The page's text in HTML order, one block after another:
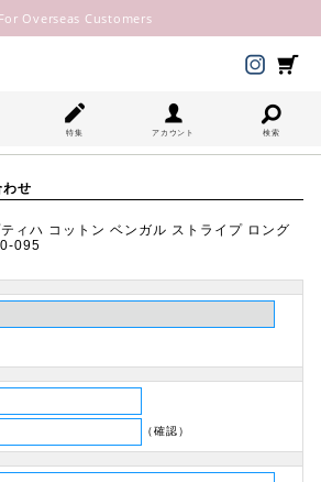
For Overseas Customers
特集 アカウント 検索
せ
ィハ コットン ベンガル ストライプ ロング
095
（確認）